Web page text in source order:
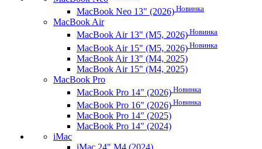
MacBook Neo 13" (2026) Новинка
MacBook Air
MacBook Air 13" (M5, 2026) Новинка
MacBook Air 15" (M5, 2026) Новинка
MacBook Air 13" (M4, 2025)
MacBook Air 15" (M4, 2025)
MacBook Pro
MacBook Pro 14" (2026) Новинка
MacBook Pro 16" (2026) Новинка
MacBook Pro 14" (2025)
MacBook Pro 14" (2024)
iMac